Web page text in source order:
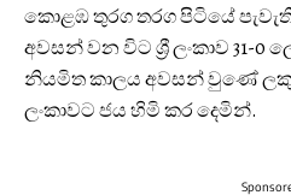
කොළඹ තුරග තරග පිටියේ
අවසන් වන විට ශ්‍රී ලංකාව 31-0
නියමිත කාලය අවසන් වුණේ ලකුණු
ලංකාවට ජය හිමි කර දෙමින්.